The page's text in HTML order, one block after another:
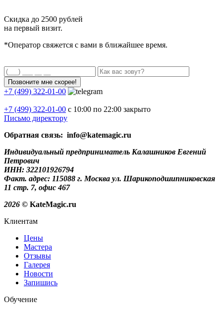
Скидка до 2500 рублей
на первый визит.
*Оператор свяжется с вами в ближайшее время.
+7 (499) 322-01-00
+7 (499) 322-01-00 с 10:00 по 22:00 закрыто
Письмо директору
Обратная связь: info@katemagic.ru
Индивидуальный предприниматель Калашников Евгений
Петрович
ИНН: 322101926794
Факт. адрес: 115088 г. Москва ул. Шарикоподшипниковская
11 стр. 7, офис 467
2026 © KateMagic.ru
Клиентам
Цены
Мастера
Отзывы
Галерея
Новости
Запишись
Обучение